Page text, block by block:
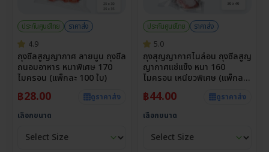
ประกันศูนย์ไทย
ราคาส่ง
4.9
ถุงซีลสูญญากาศ ลายนูน ถุงซีล
ถนอมอาหาร หนาพิเศษ 170
ไมครอน (แพ็กละ 100 ใบ)
฿28.00
ดูราคาส่ง
เลือกขนาด
ประกันศูนย์ไทย
ราคาส่ง
5.0
ถุงสุญญากาศไนล่อน ถุงซีลสูญ
ญากาศแช่แข็ง หนา 160
ไมครอน เหนียวพิเศษ (แพ็กละ
฿44.00
ดูราคาส่ง
เลือกขนาด